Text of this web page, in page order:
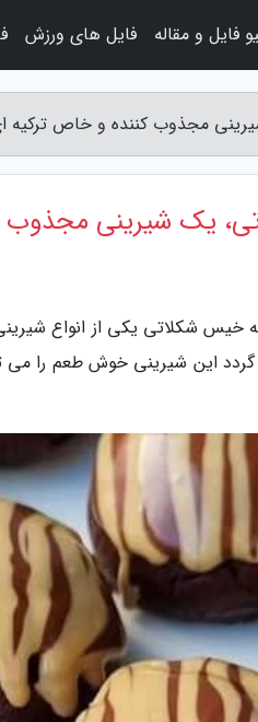
مجذوب کننده و خاص ترکیه
یک شیرینی مجذوب
خیس شکلاتی یکی از انواع
این شیرینی خوش طعم را می
فایل و مقاله فایل های ورزش